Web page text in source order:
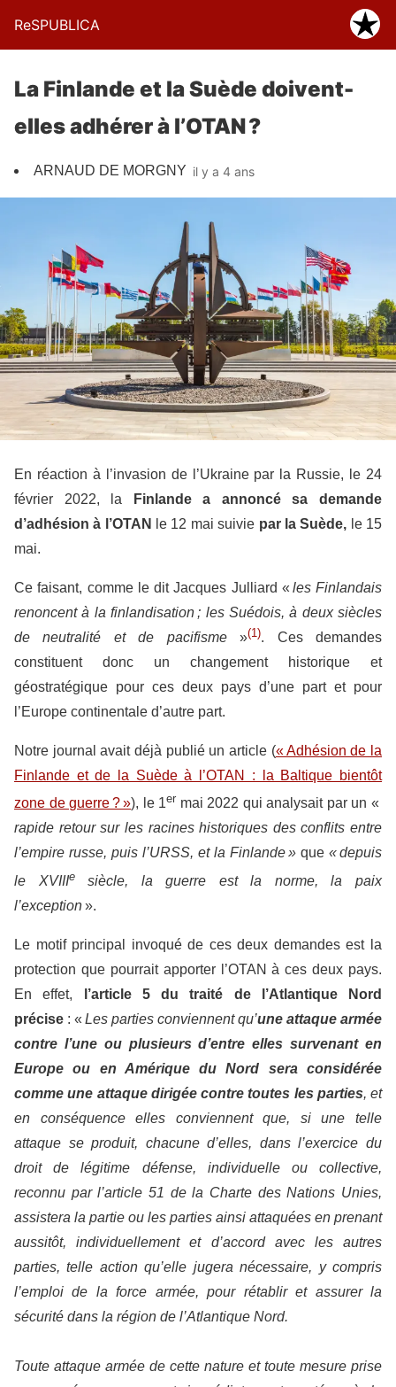
ReSPUBLICA
La Finlande et la Suède doivent-
elles adhérer à l’OTAN ?
ARNAUD DE MORGNY il y a 4 ans
En réaction à l’invasion de l’Ukraine par la Russie, le 24
février 2022, la
Finlande a annoncé sa demande
d’adhésion à l’OTAN
le 12 mai suivie par la Suède, le 15
mai.
Ce faisant, comme le dit Jacques Julliard « les Finlandais
renoncent à la finlandisation ; les Suédois, à deux siècles
de neutralité et de pacifisme»(1). Ces demandes
constituent donc un changement historique et
géostratégique pour ces deux pays d’une part et pour
l’Europe continentale d’autre part.
Notre journal avait déjà publié un article (« Adhésion de la
Finlande et de la Suède à l’OTAN : la Baltique bientôt
zone de guerre ? »), le 1er mai 2022 qui analysait par un «
rapide retour sur les racines historiques des conflits entre
l’empire russe, puis l’URSS, et la Finlande » que « depuis
le XVIIIesiècle, la guerre est la norme, la paix
l’exception».
Le motif principal invoqué de ces deux demandes est la
protection que pourrait apporter l’OTAN à ces deux pays.
En effet,
l’article 5 du traité de l’Atlantique Nord
précise : « Les parties conviennent qu’une attaque armée
contre l’une ou plusieurs d’entre elles survenant en
Europe ou en Amérique du Nord sera considérée
comme une attaque dirigée contre toutes les parties, et
en conséquence elles conviennent que, si une telle
attaque se produit, chacune d’elles, dans l’exercice du
droit de légitime défense, individuelle ou collective,
reconnu par l’article 51 de la Charte des Nations Unies,
assistera la partie ou les parties ainsi attaquées en prenant
aussitôt, individuellement et d’accord avec les autres
parties, telle action qu’elle jugera nécessaire, y compris
l’emploi de la force armée, pour rétablir et assurer la
sécurité dans la région de l’Atlantique Nord.
Toute attaque armée de cette nature et toute mesure prise